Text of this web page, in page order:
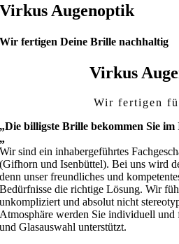
Virkus Augenoptik
Wir fertigen Deine Brille nachhaltig
Virkus
Wir fertigen
„Die billigste Brille bekommen Sie
„
Wir sind ein inhabergeführtes
(Gifhorn und Isenbüttel). Bei uns wird
denn unser freundliches und
Bedürfnisse die richtige Lösung. Wir
unkompliziert und absolut nicht
Atmosphäre werden Sie individuell
und Glasauswahl unterstützt.